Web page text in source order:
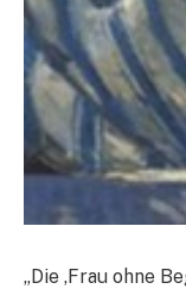
„Die ‚Frau ohne